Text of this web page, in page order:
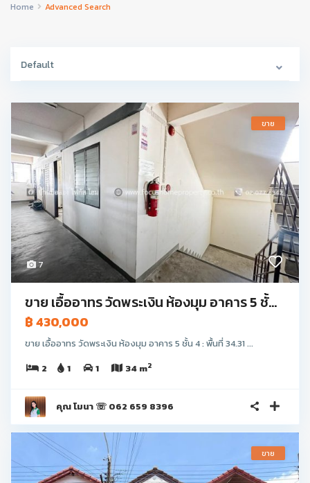
Home Advanced Search
Default
7
ขาย
ขาย เอื้ออาทร วัดพระเงิน ห้องมุม อาคาร 5 ชั้...
฿ 430,000
ขาย เอื้ออาทร วัดพระเงิน ห้องมุม อาคาร 5 ชั้น 4 : พื้นที่ 34.31 ...
2
1 1 34 m2
คุณ โมนา ☏ 062 659 8396
ขาย